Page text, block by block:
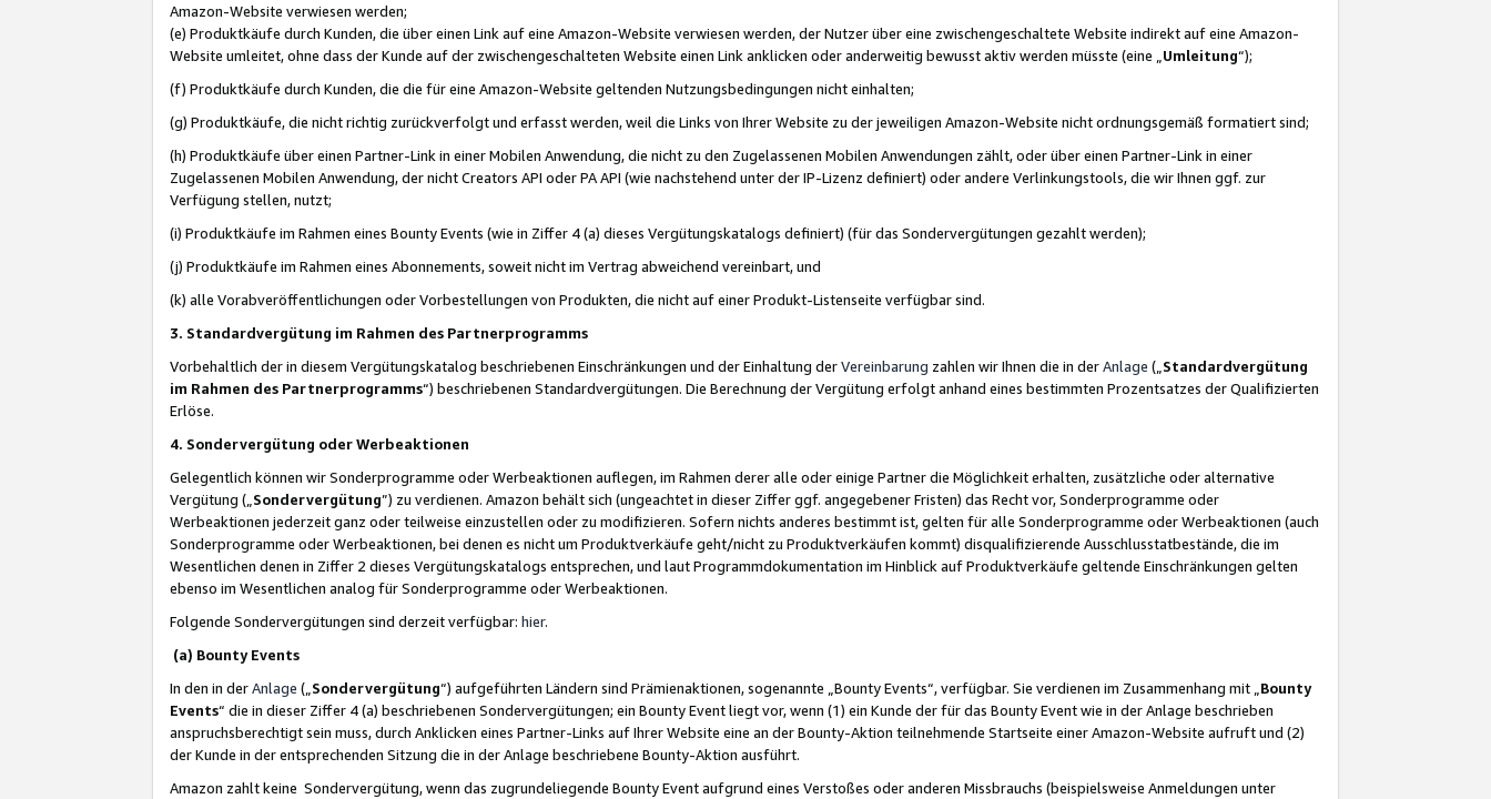
Amazon-Website verwiesen werden;
(e) Produktkäufe durch Kunden, die über einen Link auf eine Amazon-Website verwiesen werden, der Nutzer über eine zwischengeschaltete Website indirekt auf eine Amazon-
Website umleitet, ohne dass der Kunde auf der zwischengeschalteten Website einen Link anklicken oder anderweitig bewusst aktiv werden müsste (eine „ Umleitung“);
(f) Produktkäufe durch Kunden, die die für eine Amazon-Website geltenden Nutzungsbedingungen nicht einhalten;
(g) Produktkäufe, die nicht richtig zurückverfolgt und erfasst werden, weil die Links von Ihrer Website zu der jeweiligen Amazon-Website nicht ordnungsgemäß formatiert sind;
(h) Produktkäufe über einen Partner-Link in einer Mobilen Anwendung, die nicht zu den Zugelassenen Mobilen Anwendungen zählt, oder über einen Partner-Link in einer
Zugelassenen Mobilen Anwendung, der nicht Creators API oder PA API (wie nachstehend unter der IP-Lizenz definiert) oder andere Verlinkungstools, die wir Ihnen ggf. zur
Verfügung stellen, nutzt;
(i) Produktkäufe im Rahmen eines Bounty Events (wie in Ziffer 4 (a) dieses Vergütungskatalogs definiert) (für das Sondervergütungen gezahlt werden);
(j) Produktkäufe im Rahmen eines Abonnements, soweit nicht im Vertrag abweichend vereinbart, und
(k) alle Vorabveröffentlichungen oder Vorbestellungen von Produkten, die nicht auf einer Produkt-Listenseite verfügbar sind.
3. Standardvergütung im Rahmen des Partnerprogramms
Vorbehaltlich der in diesem Vergütungskatalog beschriebenen Einschränkungen und der Einhaltung derVereinbarung zahlen wir Ihnen die in derAnlage („ Standardvergütung
im Rahmen des Partnerprogramms“) beschriebenen Standardvergütungen. Die Berechnung der Vergütung erfolgt anhand eines bestimmten Prozentsatzes der Qualifizierten
Erlöse.
4. Sondervergütung oder Werbeaktionen
Gelegentlich können wir Sonderprogramme oder Werbeaktionen auflegen, im Rahmen derer alle oder einige Partner die Möglichkeit erhalten, zusätzliche oder alternative
Vergütung („ Sondervergütung”) zu verdienen. Amazon behält sich (ungeachtet in dieser Ziffer ggf. angegebener Fristen) das Recht vor, Sonderprogramme oder
Werbeaktionen jederzeit ganz oder teilweise einzustellen oder zu modifizieren. Sofern nichts anderes bestimmt ist, gelten für alle Sonderprogramme oder Werbeaktionen (auch
Sonderprogramme oder Werbeaktionen, bei denen es nicht um Produktverkäufe geht/nicht zu Produktverkäufen kommt) disqualifizierende Ausschlusstatbestände, die im
Wesentlichen denen in Ziffer 2 dieses Vergütungskatalogs entsprechen, und laut Programmdokumentation im Hinblick auf Produktverkäufe geltende Einschränkungen gelten
ebenso im Wesentlichen analog für Sonderprogramme oder Werbeaktionen.
Folgende Sondervergütungen sind derzeit verfügbar: hier.
(a) Bounty Events
In den in derAnlage („ Sondervergütung“) aufgeführten Ländern sind Prämienaktionen, sogenannte „Bounty Events“, verfügbar. Sie verdienen im Zusammenhang mit „ Bounty
Events“ die in dieser Ziffer 4 (a) beschriebenen Sondervergütungen; ein Bounty Event liegt vor, wenn (1) ein Kunde der für das Bounty Event wie in der Anlage beschrieben
anspruchsberechtigt sein muss, durch Anklicken eines Partner-Links auf Ihrer Website eine an der Bounty-Aktion teilnehmende Startseite einer Amazon-Website aufruft und (2)
der Kunde in der entsprechenden Sitzung die in der Anlage beschriebene Bounty-Aktion ausführt.
Amazon zahlt keine Sondervergütung, wenn das zugrundeliegende Bounty Event aufgrund eines Verstoßes oder anderen Missbrauchs (beispielsweise Anmeldungen unter